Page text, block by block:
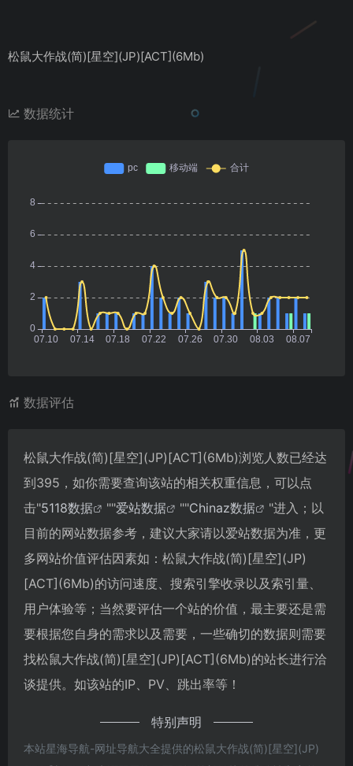
松鼠大作战(简)[星空](JP)[ACT](6Mb)
数据统计
数据评估
松鼠大作战(简)[星空](JP)[ACT](6Mb)浏览人数已经达
到395，如你需要查询该站的相关权重信息，可以点
击"5118数据 ""爱站数据 ""Chinaz数据
"进入；以
目前的网站数据参考，建议大家请以爱站数据为准，更
多网站价值评估因素如：松鼠大作战(简)[星空](JP)
[ACT](6Mb)的访问速度、搜索引擎收录以及索引量、
用户体验等；当然要评估一个站的价值，最主要还是需
要根据您自身的需求以及需要，一些确切的数据则需要
找松鼠大作战(简)[星空](JP)[ACT](6Mb)的站长进行洽
谈提供。如该站的IP、PV、跳出率等！
特别声明
本站星海导航-网址导航大全提供的松鼠大作战(简)[星空](JP)